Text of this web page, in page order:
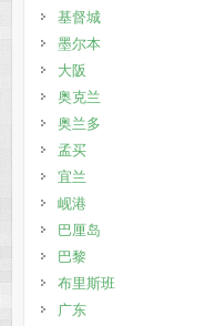
基督城
墨尔本
大阪
奥克兰
奥兰多
孟买
宜兰
岘港
巴厘岛
巴黎
布里斯班
广东